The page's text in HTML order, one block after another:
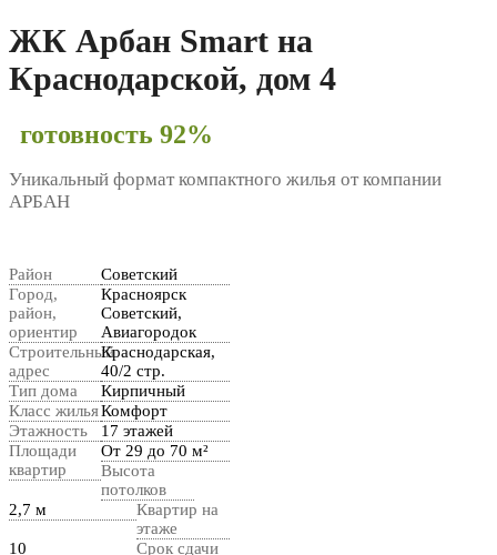
ЖК Арбан Smart на
Краснодарской, дом 4
готовность 92%
Уникальный формат компактного жилья от компании
АРБАН
Район
Советский
Город,
район,
ориентир
Красноярск
Советский,
Авиагородок
Строительный
адрес
Краснодарская,
40/2 стр.
Тип дома
Кирпичный
Класс жильяКомфорт
Этажность
17 этажей
Площади
квартир
От 29 до 70 м²
Высота
потолков
2,7 м
Квартир на
этаже
10
Срок сдачи